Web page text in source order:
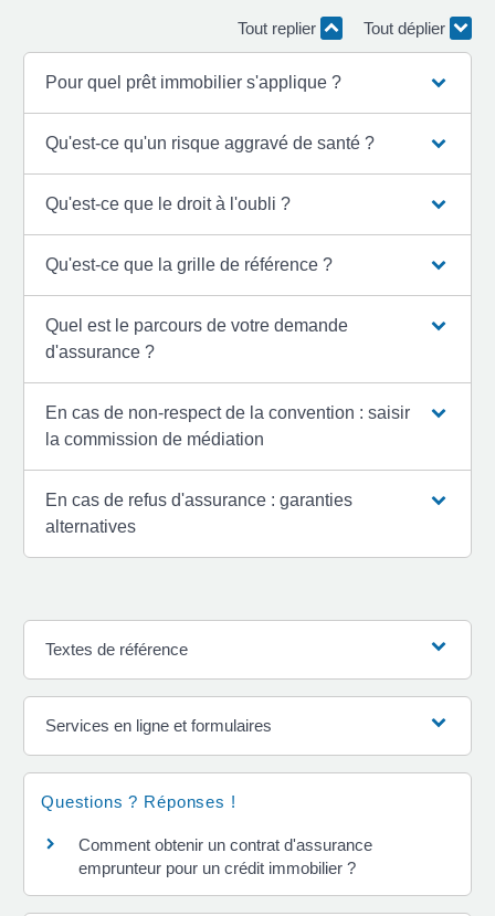
Tout replier Tout déplier
Pour quel prêt immobilier s'applique ?
Qu'est-ce qu'un risque aggravé de santé ?
Qu'est-ce que le droit à l'oubli ?
Qu'est-ce que la grille de référence ?
Quel est le parcours de votre demande
d'assurance ?
En cas de non-respect de la convention : saisir
la commission de médiation
En cas de refus d'assurance : garanties
alternatives
Textes de référence
Services en ligne et formulaires
Questions ? Réponses !
Comment obtenir un contrat d'assurance
emprunteur pour un crédit immobilier ?